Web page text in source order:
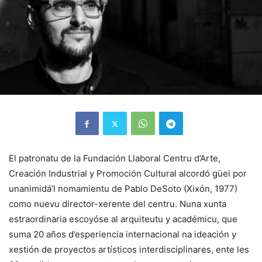
El patronatu de la Fundación Llaboral Centru d’Arte,
Creación Industrial y Promoción Cultural alcordó güei por
unanimidá’l nomamientu de Pablo DeSoto (Xixón, 1977)
como nuevu director-xerente del centru. Nuna xunta
estraordinaria escoyóse al arquiteutu y académicu, que
suma 20 años d’esperiencia internacional na ideación y
xestión de proyectos artísticos interdisciplinares, ente les